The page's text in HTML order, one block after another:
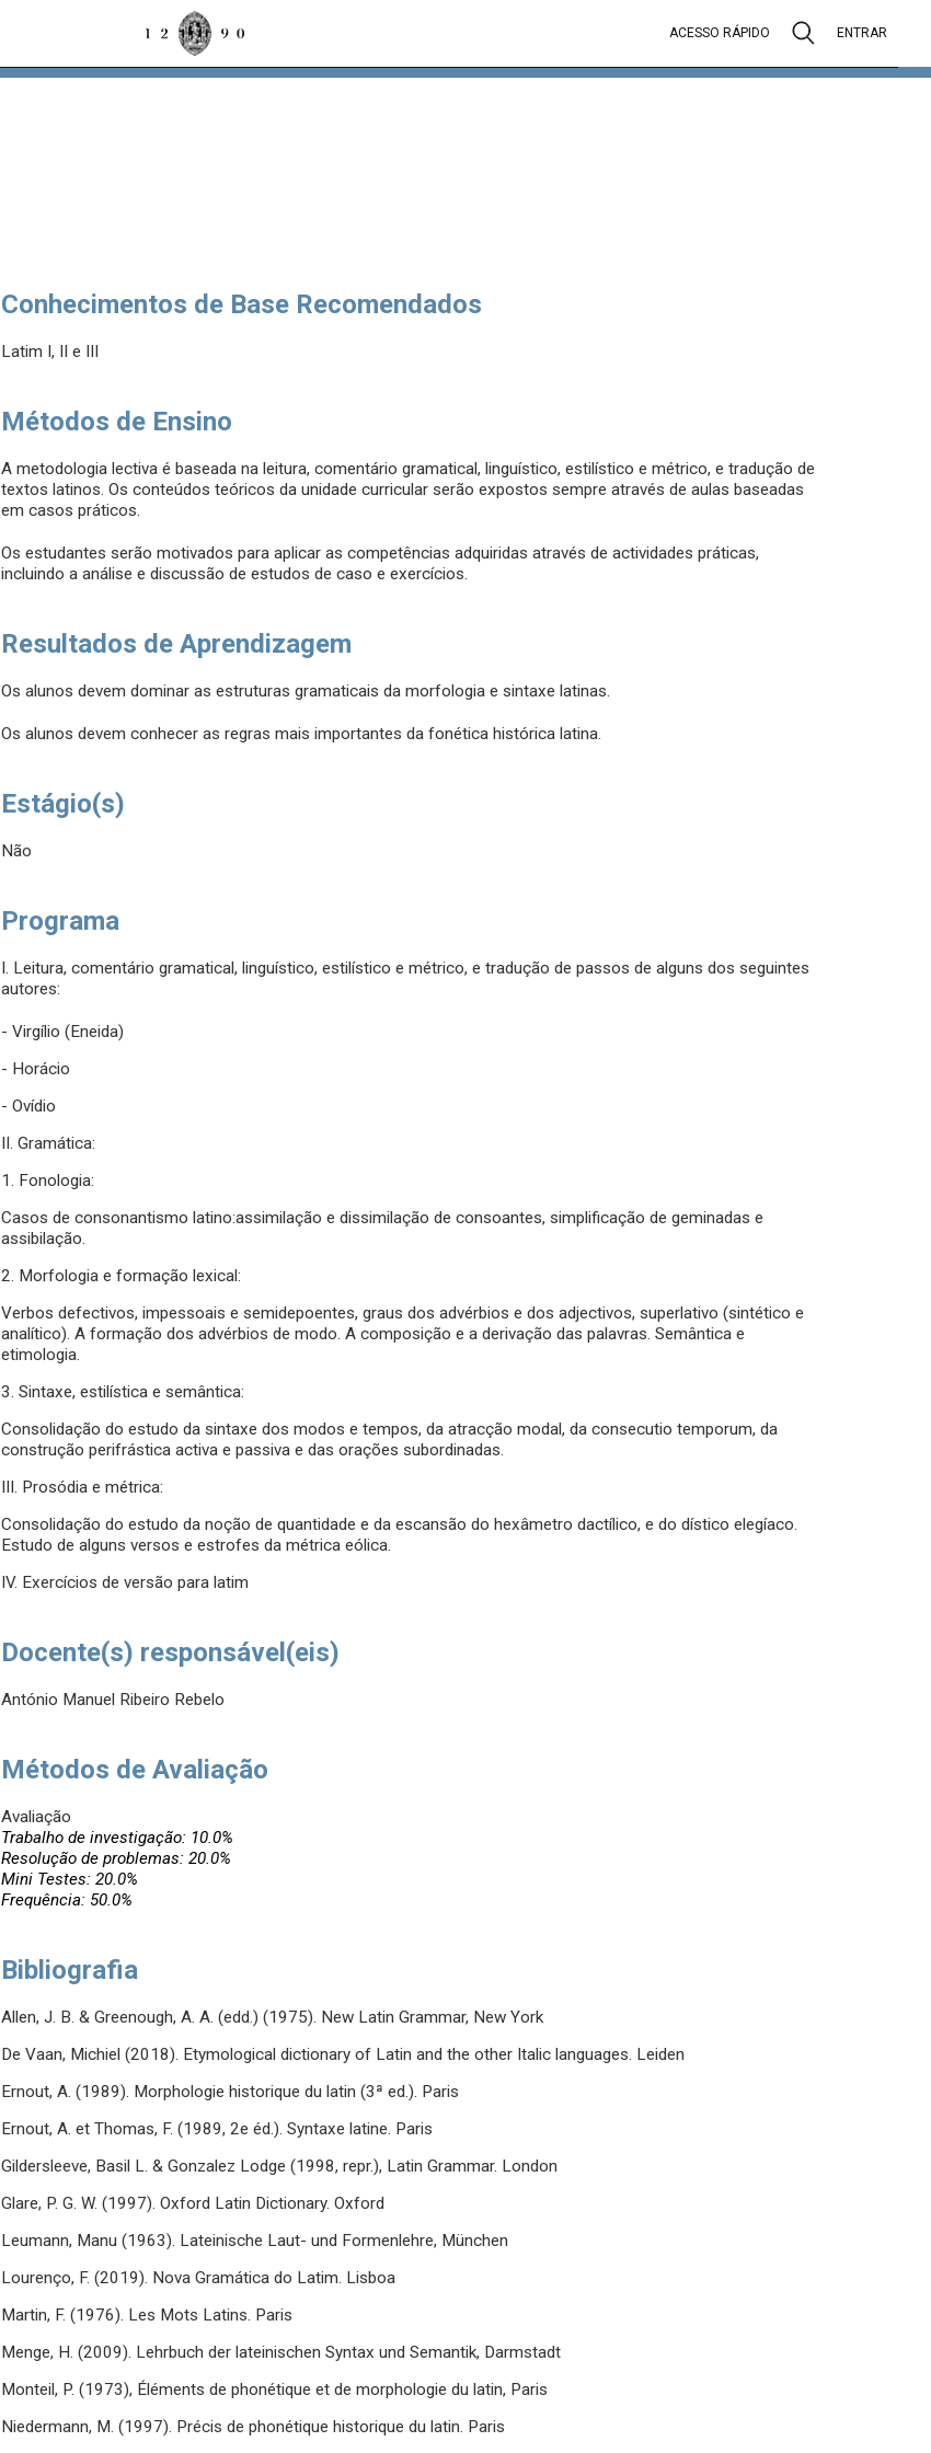
ACESSO RÁPIDO ENTRAR
Conhecimentos de Base Recomendados
Latim I, II e III
Métodos de Ensino
A metodologia lectiva é baseada na leitura, comentário gramatical, linguístico, estilístico e métrico, e tradução de
textos latinos. Os conteúdos teóricos da unidade curricular serão expostos sempre através de aulas baseadas
em casos práticos.
Os estudantes serão motivados para aplicar as competências adquiridas através de actividades práticas,
incluindo a análise e discussão de estudos de caso e exercícios.
Resultados de Aprendizagem
Os alunos devem dominar as estruturas gramaticais da morfologia e sintaxe latinas.
Os alunos devem conhecer as regras mais importantes da fonética histórica latina.
Estágio(s)
Não
Programa
I. Leitura, comentário gramatical, linguístico, estilístico e métrico, e tradução de passos de alguns dos seguintes
autores:
- Virgílio (Eneida)
- Horácio
- Ovídio
II. Gramática:
1. Fonologia:
Casos de consonantismo latino:assimilação e dissimilação de consoantes, simplificação de geminadas e
assibilação.
2. Morfologia e formação lexical:
Verbos defectivos, impessoais e semidepoentes, graus dos advérbios e dos adjectivos, superlativo (sintético e
analítico). A formação dos advérbios de modo. A composição e a derivação das palavras. Semântica e
etimologia.
3. Sintaxe, estilística e semântica:
Consolidação do estudo da sintaxe dos modos e tempos, da atracção modal, da consecutio temporum, da
construção perifrástica activa e passiva e das orações subordinadas.
III. Prosódia e métrica:
Consolidação do estudo da noção de quantidade e da escansão do hexâmetro dactílico, e do dístico elegíaco.
Estudo de alguns versos e estrofes da métrica eólica.
IV. Exercícios de versão para latim
Docente(s) responsável(eis)
António Manuel Ribeiro Rebelo
Métodos de Avaliação
Avaliação
Trabalho de investigação: 10.0%
Resolução de problemas: 20.0%
Mini Testes: 20.0%
Frequência: 50.0%
Bibliografia
Allen, J. B. & Greenough, A. A. (edd.) (1975). New Latin Grammar, New York
De Vaan, Michiel (2018). Etymological dictionary of Latin and the other Italic languages. Leiden
Ernout, A. (1989). Morphologie historique du latin (3ª ed.). Paris
Ernout, A. et Thomas, F. (1989, 2e éd.). Syntaxe latine. Paris
Gildersleeve, Basil L. & Gonzalez Lodge (1998, repr.), Latin Grammar. London
Glare, P. G. W. (1997). Oxford Latin Dictionary. Oxford
Leumann, Manu (1963). Lateinische Laut- und Formenlehre, München
Lourenço, F. (2019). Nova Gramática do Latim. Lisboa
Martin, F. (1976). Les Mots Latins. Paris
Menge, H. (2009). Lehrbuch der lateinischen Syntax und Semantik, Darmstadt
Monteil, P. (1973), Éléments de phonétique et de morphologie du latin, Paris
Niedermann, M. (1997). Précis de phonétique historique du latin. Paris